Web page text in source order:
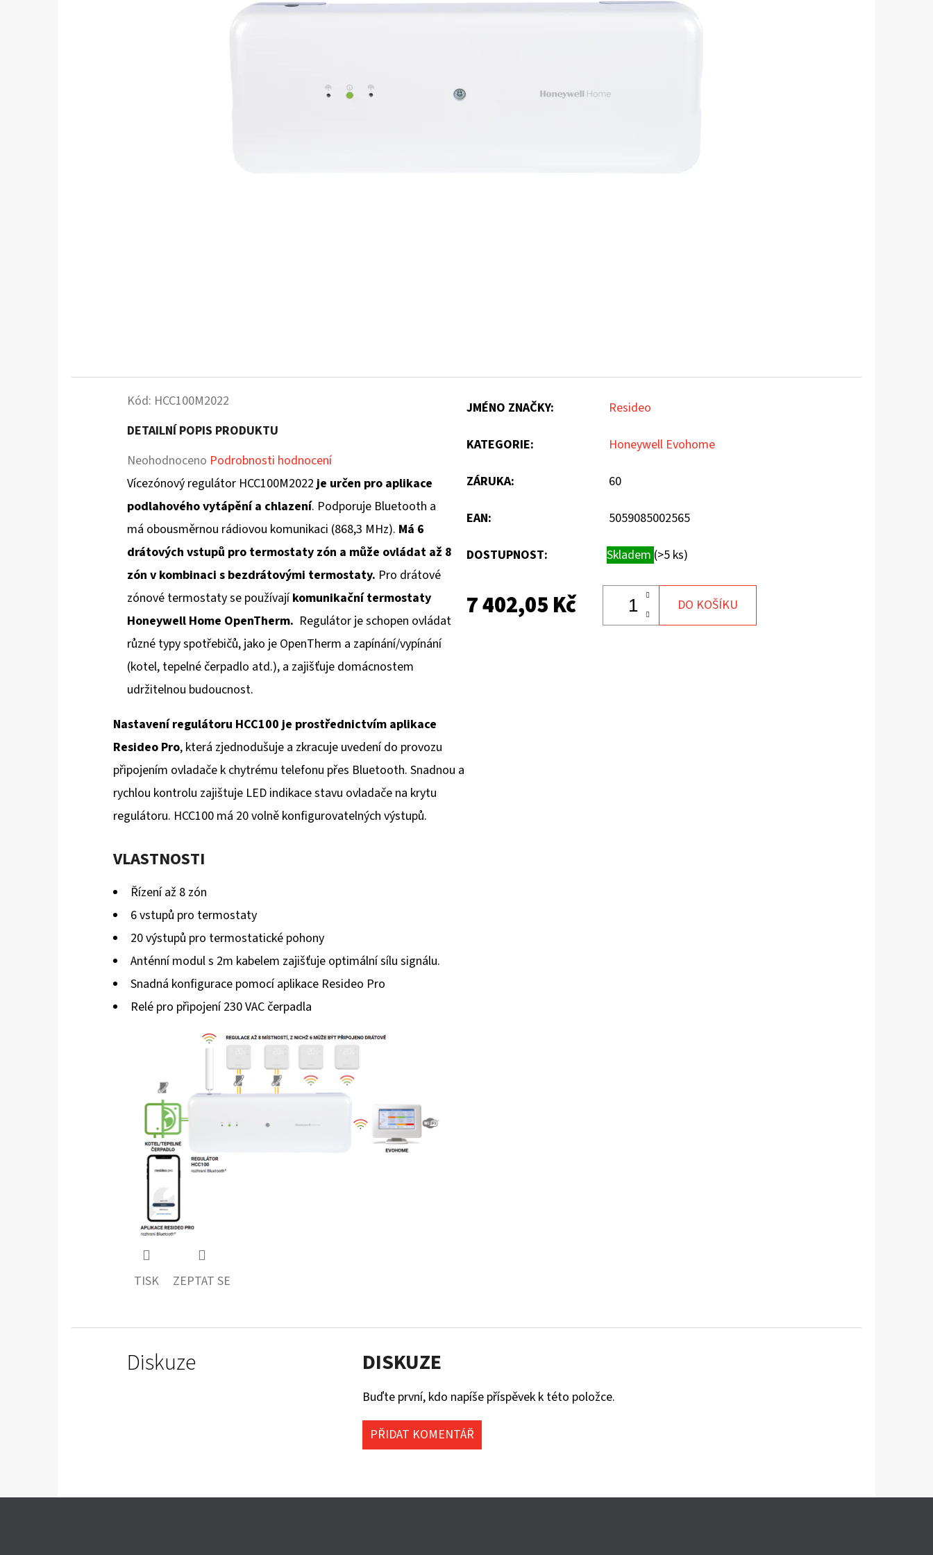
Kód: HCC100M2022
DETAILNÍ POPIS PRODUKTU
Průměrné
hodnocení
produktu
je
0,0
z
5
hvězdiček.
Neohodnoceno Podrobnosti hodnocení
Vícezónový regulátor HCC100M2022je určen pro aplikace
podlahového vytápění a chlazení. Podporuje Bluetooth a
má obousměrnou rádiovou komunikaci (868,3 MHz). Má 6
drátových vstupů pro termostaty zón a může ovládat až 8
zón v kombinaci s bezdrátovými termostaty. Pro drátové
zónové termostaty se používajíkomunikační termostaty
Honeywell Home OpenTherm. Regulátor je schopen ovládat
různé typy spotřebičů, jako je OpenTherm a zapínání/vypínání
(kotel, tepelné čerpadlo atd.), a zajišťuje domácnostem
udržitelnou budoucnost.
Nastavení regulátoru HCC100 je prostřednictvím aplikace
Resideo Pro, která zjednodušuje a zkracuje uvedení do provozu
připojením ovladače k chytrému telefonu přes Bluetooth. Snadnou a
rychlou kontrolu zajištuje LED indikace stavu ovladače na krytu
regulátoru. HCC100 má 20 volně konfigurovatelných výstupů.
VLASTNOSTI
Řízení až 8 zón
6 vstupů pro termostaty
20 výstupů pro termostatické pohony
Anténní modul s 2m kabelem zajišťuje optimální sílu signálu.
Snadná konfigurace pomocí aplikace Resideo Pro
Relé pro připojení 230 VAC čerpadla
TISK ZEPTAT SE
JMÉNO ZNAČKY: Resideo
KATEGORIE: Honeywell Evohome
ZÁRUKA: 60
EAN: 5059085002565
DOSTUPNOST: Skladem (>5 ks)
7 402,05 Kč DO KOŠÍKU
Diskuze DISKUZE
Buďte první, kdo napíše příspěvek k této položce.
PŘIDAT KOMENTÁŘ